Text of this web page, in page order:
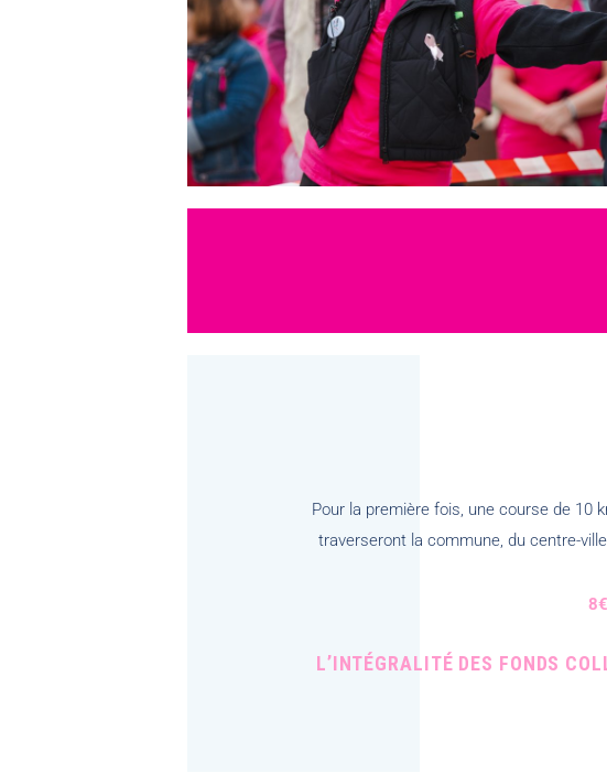
Pour la première fois, une course de 10
traverseront la commune, du centre-
L’INTÉGRALITÉ DES FONDS